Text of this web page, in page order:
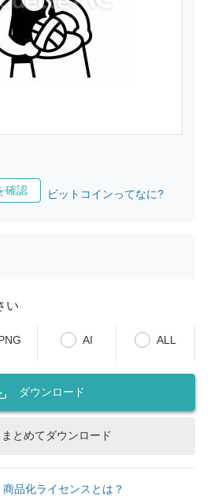
確認 ビットコインってなに?
い
AI ALL
ダウンロード
まとめてダウンロード
商品化ライセンスとは？